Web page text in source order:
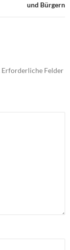
und Bürgern
Erforderliche Felder